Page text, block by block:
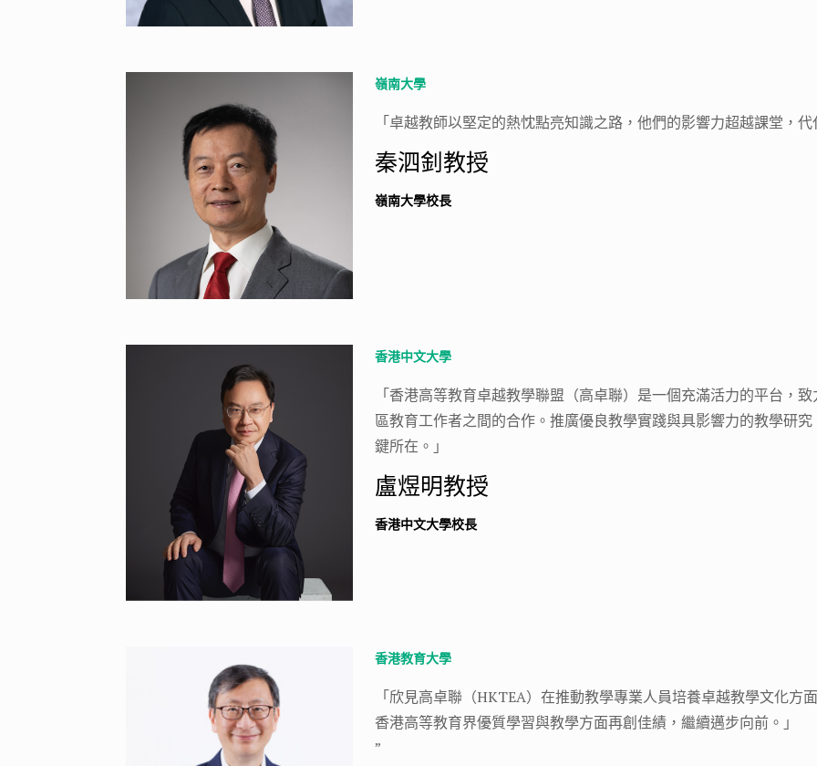
嶺南大學
「卓越教師以堅定的熱忱點亮知識之路，他們的影響力超越課堂，代
秦泗釗教授
嶺南大學校長
香港中文大學
「香港高等教育卓越教學聯盟（高卓聯）是一個充滿活力的平台，
區教育工作者之間的合作。推廣優良教學實踐與具影響力的教學研
鍵所在。」
盧煜明教授
香港中文大學校長
香港教育大學
「欣見高卓聯（HKTEA）在推動教學專業人員培養卓越教學文化方
香港高等教育界優質學習與教學方面再創佳績，繼續邁步向前。」
”